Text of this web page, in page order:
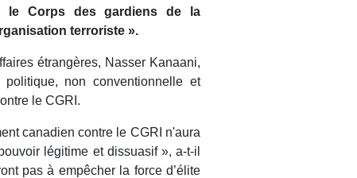
le Corps des gardiens de la
terroriste ».
étrangères, Nasser Kanaani,
non conventionnelle et
le CGRI.
canadien contre le CGRI n'aura
légitime et dissuasif », a-t-il
pas à empêcher la force d’élite